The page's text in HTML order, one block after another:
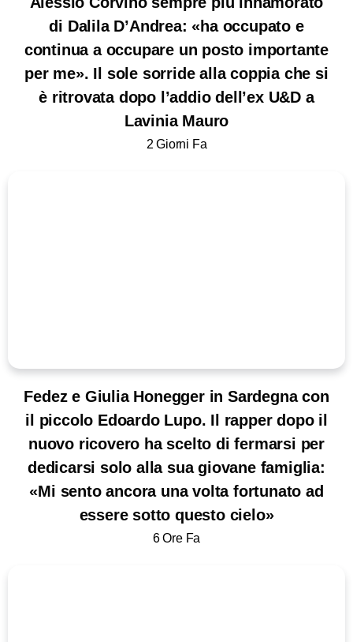
di Dalila D’Andrea: «ha occupato e
continua a occupare un posto importante
per me». Il sole sorride alla coppia che si
è ritrovata dopo l’addio dell’ex U&D a
Lavinia Mauro
2 Giorni Fa
Fedez e Giulia Honegger in Sardegna con
il piccolo Edoardo Lupo. Il rapper dopo il
nuovo ricovero ha scelto di fermarsi per
dedicarsi solo alla sua giovane famiglia:
«Mi sento ancora una volta fortunato ad
essere sotto questo cielo»
6 Ore Fa